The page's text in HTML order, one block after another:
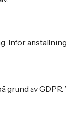
Inför
grund av